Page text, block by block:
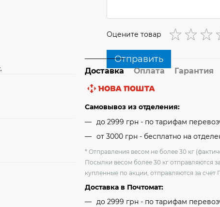
Оцените товар
Отправить
Доставка Оплата Гарантия
Самовывоз из отделения:
до 2999 грн - по тарифам
от 3000 грн - бесплатно на
* Отправления весом не более 30 кг
Посылки весом более 30 кг отправляются
купленные по акции, отправляются за счет
Доставка в Почтомат:
до 2999 грн - по тарифам